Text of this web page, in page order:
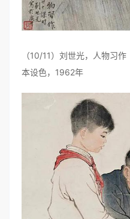
（10/11）刘世光，人物习
本设色，1962年